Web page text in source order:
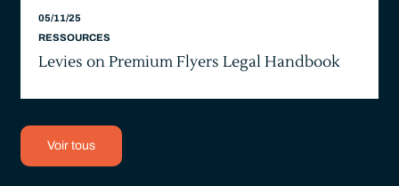
05/11/25
RESSOURCES
Levies on Premium Flyers Legal Handbook
Voir tous